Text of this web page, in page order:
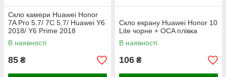
Скло камери Huawei Honor
7A Pro 5.7/ 7C 5.7/ Huawei Y6
2018/ Y6 Prime 2018
В наявності
85 ₴
Скло екрану Huawei Honor 10
Lite чорне + OCA плівка
В наявності
106 ₴